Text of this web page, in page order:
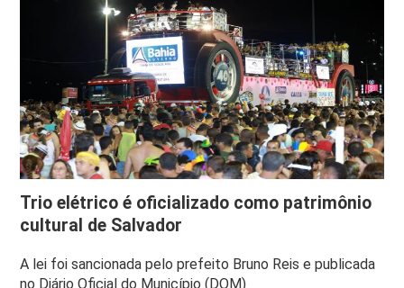
Trio elétrico é oficializado como patrimônio
cultural de Salvador
A lei foi sancionada pelo prefeito Bruno Reis e publicada
no Diário Oficial do Município (DOM)